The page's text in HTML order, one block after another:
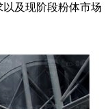
及现阶段粉体市场